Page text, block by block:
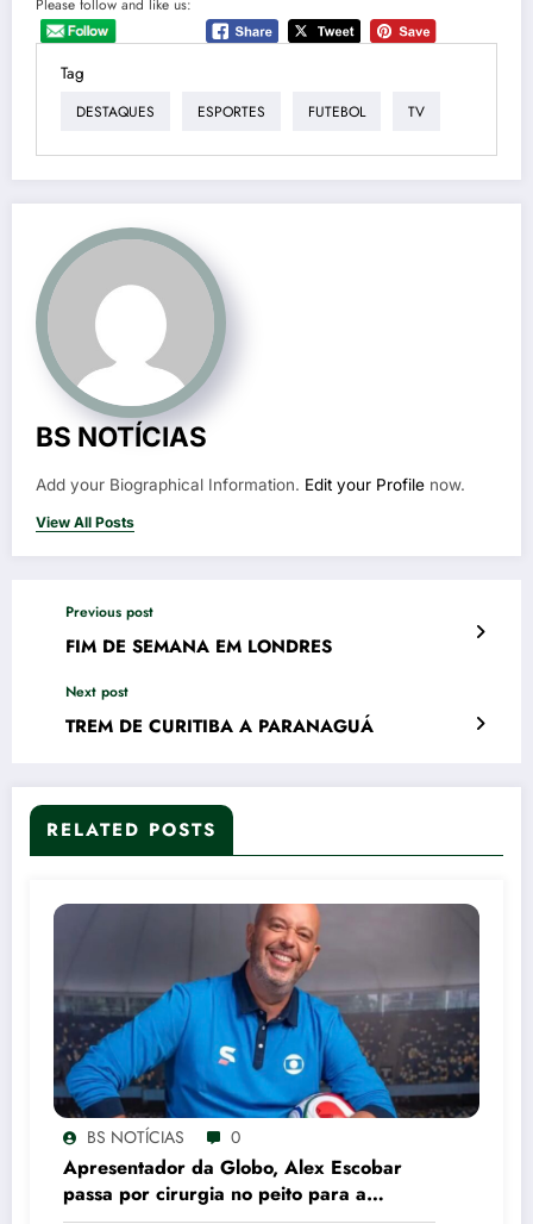
Please follow and like us:
Tag
DESTAQUES ESPORTES FUTEBOL TV
BS NOTÍCIAS
Add your Biographical Information. Edit your Profile now.
View All Posts
Previous post
FIM DE SEMANA EM LONDRES
Next post
TREM DE CURITIBA A PARANAGUÁ
RELATED POSTS
BS NOTÍCIAS 0
Apresentador da Globo, Alex Escobar
passa por cirurgia no peito para a